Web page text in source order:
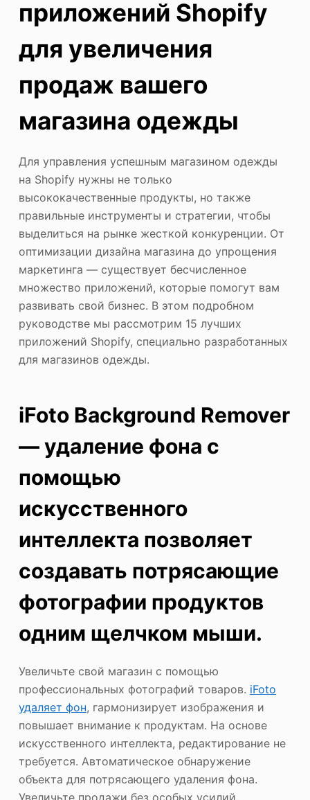
приложений Shopify
для увеличения
продаж вашего
магазина одежды
Для управления успешным магазином одежды
на Shopify нужны не только
высококачественные продукты, но также
правильные инструменты и стратегии, чтобы
выделиться на рынке жесткой конкуренции. От
оптимизации дизайна магазина до упрощения
маркетинга — существует бесчисленное
множество приложений, которые помогут вам
развивать свой бизнес. В этом подробном
руководстве мы рассмотрим 15 лучших
приложений Shopify, специально разработанных
для магазинов одежды.
iFoto Background Remover
— удаление фона с
помощью
искусственного
интеллекта позволяет
создавать потрясающие
фотографии продуктов
одним щелчком мыши.
Увеличьте свой магазин с помощью
профессиональных фотографий товаров. iFoto
удаляет фон, гармонизирует изображения и
повышает внимание к продуктам. На основе
искусственного интеллекта, редактирование не
требуется. Автоматическое обнаружение
объекта для потрясающего удаления фона.
Увеличьте продажи без особых усилий.